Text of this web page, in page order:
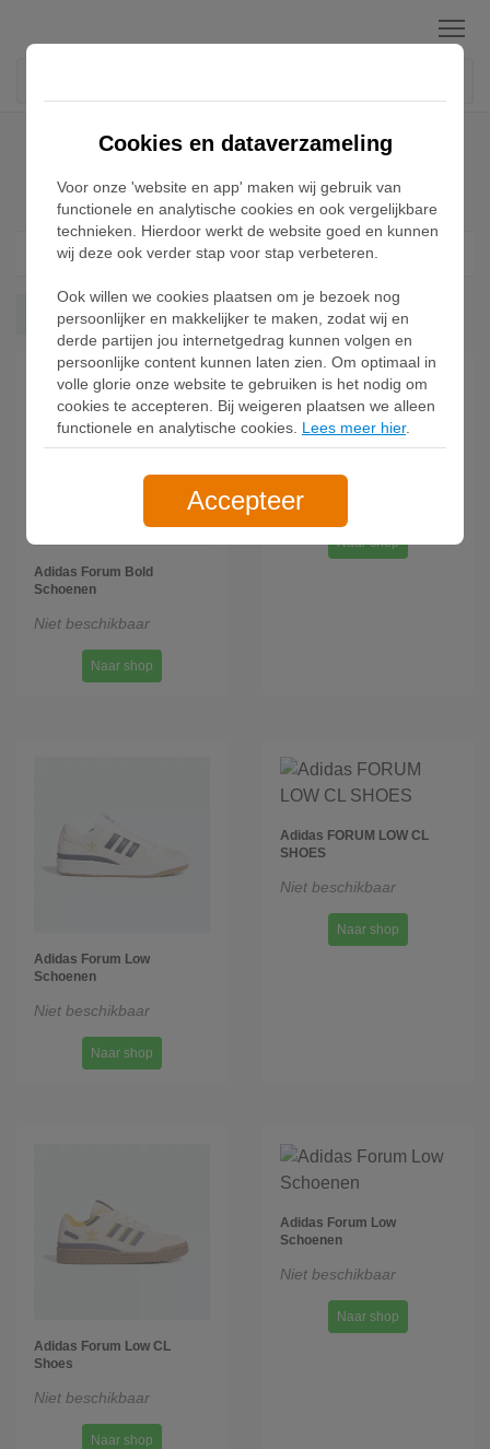
Menu
Home Adidas Forum Sneakers
Adidas Forum Sneakers
Filter 1
Forum Wis alles
Adidas Forum Bold
Schoenen
Niet beschikbaar
Naar shop
Adidas Forum Mid
Niet beschikbaar
Naar shop
Adidas Forum Low
Schoenen
Niet beschikbaar
Naar shop
Adidas FORUM LOW CL
SHOES
Niet beschikbaar
Naar shop
Adidas Forum Low CL
Shoes
Niet beschikbaar
Naar shop
Adidas Forum Low
Schoenen
Niet beschikbaar
Naar shop
Cookies en dataverzameling
Voor onze 'website en app' maken wij gebruik van
functionele en analytische cookies en ook vergelijkbare
technieken. Hierdoor werkt de website goed en kunnen
wij deze ook verder stap voor stap verbeteren.
Ook willen we cookies plaatsen om je bezoek nog
persoonlijker en makkelijker te maken, zodat wij en
derde partijen jou internetgedrag kunnen volgen en
persoonlijke content kunnen laten zien. Om optimaal in
volle glorie onze website te gebruiken is het nodig om
cookies te accepteren. Bij weigeren plaatsen we alleen
functionele en analytische cookies. Lees meer hier.
Accepteer